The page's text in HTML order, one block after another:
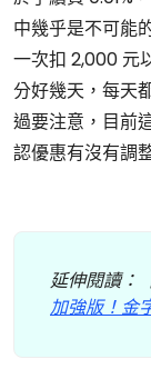
中幾乎是不可能
一次扣 2,000 元
分好幾天，每天
過要注意，目前
認優惠有沒有調
延伸閱讀：
加強版！金